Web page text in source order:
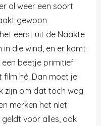
al weer een soort
gewoon
eerst uit de Naakte
in die wind, en er komt
beetje primitief
hé. Dan moet je
zijn om dat toch weg
merken het niet
voor alles, ook